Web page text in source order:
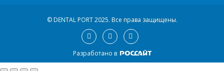
© DENTAL PORT 2025. Все права защищены.
Разработано в